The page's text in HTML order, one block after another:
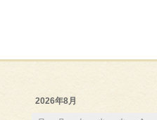
2026年8月